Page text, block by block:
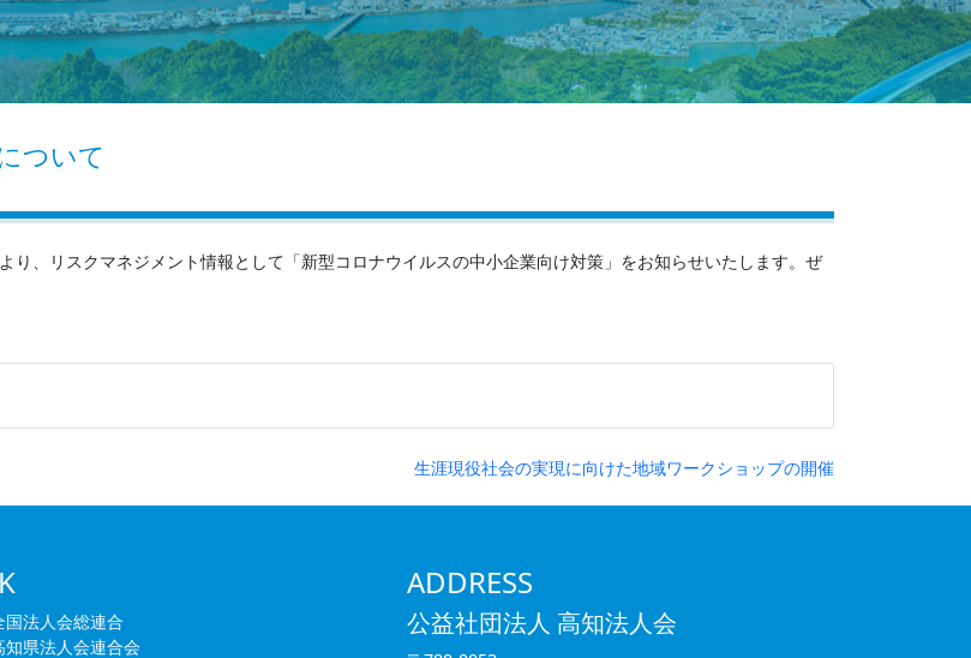
ついて
、リスクマネジメント情報として「新型コロナウイルスの中小企業向け対策」をお知らせいたします。ぜ
生涯現役社会の実現に向けた地域ワークショップの開催
国法人会総連合
知県法人会連合会
ADDRESS
公益社団法人 高知法人会